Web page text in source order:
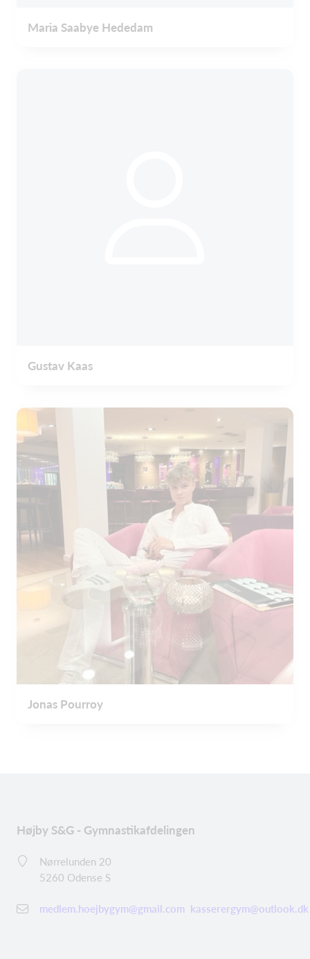
Maria Saabye Hededam
Gustav Kaas
Jonas Pourroy
Højby S&G - Gymnastikafdelingen
Nørrelunden 20
5260 Odense S
medlem.hoejbygym@gmail.com kasserergym@outlook.dk